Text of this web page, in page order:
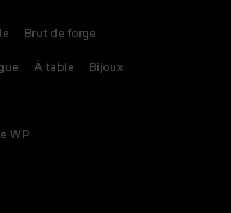
Brut de forge
À table Bijoux
WP